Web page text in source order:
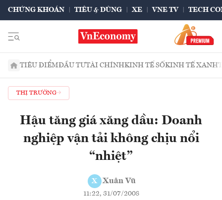
CHỨNG KHOÁN TIÊU & DÙNG XE VNE TV TECH
TIÊU ĐIỂMĐẦU TƯTÀI CHÍNHKINH TẾ SỐKINH TẾ XANH
THỊ TRƯỜNG
Hậu tăng giá xăng dầu: Doanh
nghiệp vận tải không chịu nổi
“nhiệt”
X Xuân Vũ
11:22, 31/07/2008